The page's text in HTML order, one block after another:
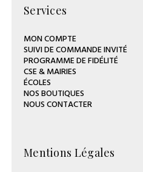
Services
MON COMPTE
SUIVI DE COMMANDE INVITÉ
PROGRAMME DE FIDÉLITÉ
CSE & MAIRIES
ÉCOLES
NOS BOUTIQUES
NOUS CONTACTER
Mentions Légales